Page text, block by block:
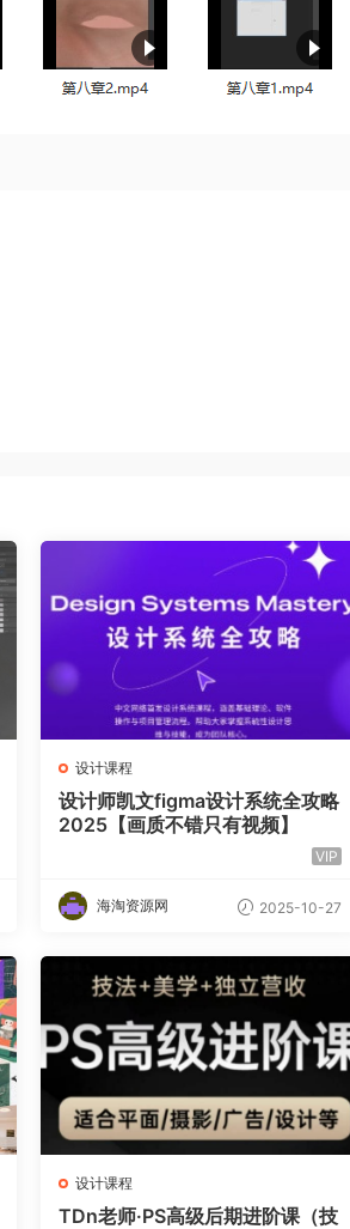
设计课程
设计师凯文figma设计系统全攻略
2025【画质不错只有视频】
VIP
海淘资源网 2025-10-27
设计课程
TDn老师·PS高级后期进阶课（技